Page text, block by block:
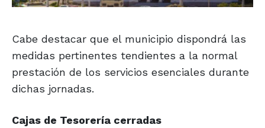
Cabe destacar que el municipio dispondrá las
medidas pertinentes tendientes a la normal
prestación de los servicios esenciales durante
dichas jornadas.
Cajas de Tesorería cerradas